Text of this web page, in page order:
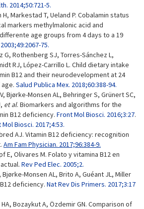
2014;50:721-5.
Markestad T, Ueland P. Cobalamin status
markers methylmalonic acid and
age groups from 4 days to a 19
75.
G, Rothenberg SJ, Torres-Sánchez L,
RJ, López-Carrillo L. Child dietary intake
B12 and their neurodevelopment at 24
Salud Publica Mex. 2018;60:388-94.
Bjørke-Monsen AL, Behringer S, Grünert SC,
et al. Biomarkers and algorithms for the
B12 deficiency. Front Mol Biosci. 2016;3:27.
Biosci. 2017;4:53.
AJ. Vitamin B12 deficiency: recognition
Am Fam Physician. 2017;96:384-9.
E, Olivares M. Folato y vitamina B12 en
Rev Ped Elec. 2005;2.
Bjørke-Monsen AL, Brito A, Guéant JL, Miller
deficiency. Nat Rev Dis Primers. 2017;3:17
Bozaykut A, Özdemir GN. Comparison of